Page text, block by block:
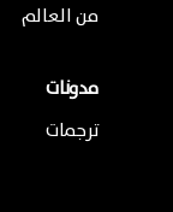
من العالم
مدونات
ترجمات